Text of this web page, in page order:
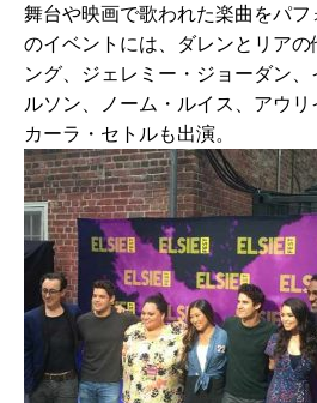
舞台や映画で歌われた楽曲をパ
のイベントには、ダレンとリアの
ング、ジェレミー・ジョーダン
ルソン、ノーム・ルイス、アウリ
カーラ・セトルも出演。